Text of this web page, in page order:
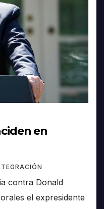
en
contra Donald
el expresidente